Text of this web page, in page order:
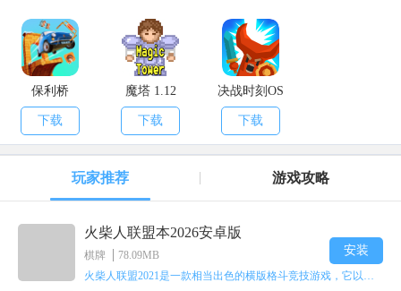
保利桥
下载
魔塔 1.12
下载
决战时刻OS
下载
玩家推荐 游戏攻略
火柴人联盟本2026安卓版
棋牌
78.09MB
火柴人联盟2021是一款相当出色的横版格斗竞技游戏，它以火柴人形象高度还原了知名端游《英雄联盟》里的众多英雄。玩家能够自由挑选两名火柴人英雄开启自己的战斗秀，这里有着炫酷的技能特效和一流的打击感，感兴趣的话就快来体验火柴人联盟2021吧！
安装